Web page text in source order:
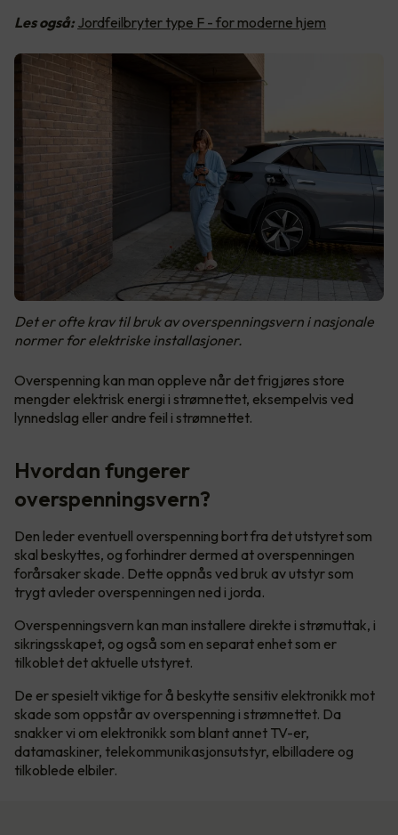
Les også: Jordfeilbryter type F - for moderne hjem
Det er ofte krav til bruk av overspenningsvern i nasjonale
normer for elektriske installasjoner.
Overspenning kan man oppleve når det frigjøres store
mengder elektrisk energi i strømnettet, eksempelvis ved
lynnedslag eller andre feil i strømnettet.
Hvordan fungerer
overspenningsvern?
Den leder eventuell overspenning bort fra det utstyret som
skal beskyttes, og forhindrer dermed at overspenningen
forårsaker skade. Dette oppnås ved bruk av utstyr som
trygt avleder overspenningen ned i jorda.
Overspenningsvern kan man installere direkte i strømuttak, i
sikringsskapet, og også som en separat enhet som er
tilkoblet det aktuelle utstyret.
De er spesielt viktige for å beskytte sensitiv elektronikk mot
skade som oppstår av overspenning i strømnettet. Da
snakker vi om elektronikk som blant annet TV-er,
datamaskiner, telekommunikasjonsutstyr, elbilladere og
tilkoblede elbiler.